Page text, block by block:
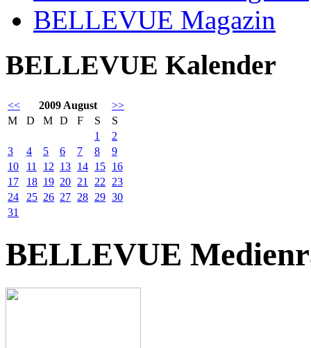
BELLEVUE Magazin
BELLEVUE Kalender
<< 2009 August
>>
M
D M D F S
S
1
2
3
4 5 6 7 8
9
10
11 12 13 14 15 16
17
18 19 20 21 22
23
24
25 26 27 28 29 30
31
BELLEVUE